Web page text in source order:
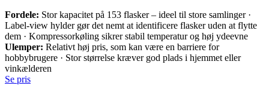
Fordele: Stor kapacitet på 153 flasker – ideel til store samlinger ·
Label-view hylder gør det nemt at identificere flasker uden at flytte
dem · Kompressorkøling sikrer stabil temperatur og høj ydeevne
Ulemper: Relativt høj pris, som kan være en barriere for
hobbybrugere · Stor størrelse kræver god plads i hjemmet eller
vinkælderen
Se pris